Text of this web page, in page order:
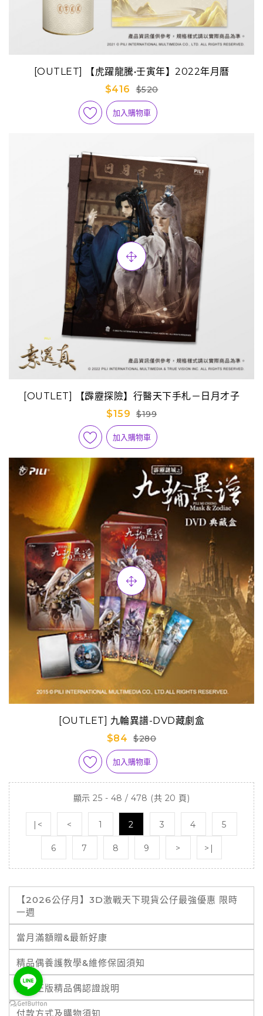
[OUTLET] 【虎躍龍騰•壬寅年】2022年月曆
$416
$520
加入購物車
[OUTLET] 【霹靂探險】行醫天下手札－日月才子
$159
$199
加入購物車
[OUTLET] 九輪異譜-DVD藏劇盒
$84
$280
加入購物車
顯示 25 - 48 / 478 (共 20 頁)
|< < 1 2 3 4 5
6 7 8 9 > >|
【2026公仔月】3D激戰天下現貨公仔最強優惠 限時
一週
當月滿額贈&最新好康
精品偶養護教學&維修保固須知
霹靂正版精品偶認證說明
付款方式及購物須知